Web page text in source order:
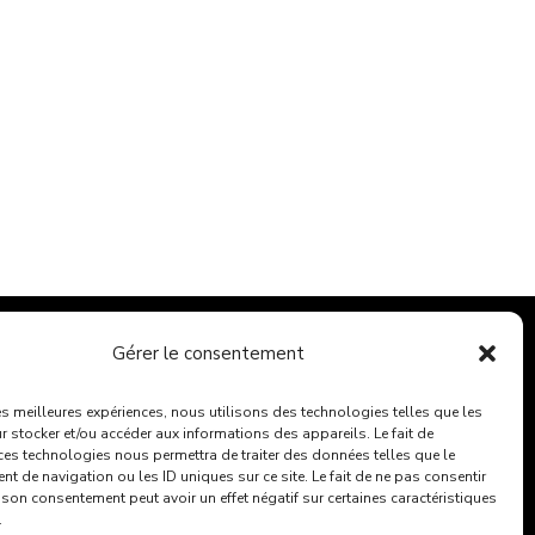
Gérer le consentement
meilleures expériences, nous utilisons des technologies telles que les
stocker et/ou accéder aux informations des appareils. Le fait de
technologies nous permettra de traiter des données telles que le
de navigation ou les ID uniques sur ce site. Le fait de ne pas consentir
consentement peut avoir un effet négatif sur certaines caractéristiques
/ Détecter
Mesurer / Tracer
Nettoyer
– Perforer – Buriner